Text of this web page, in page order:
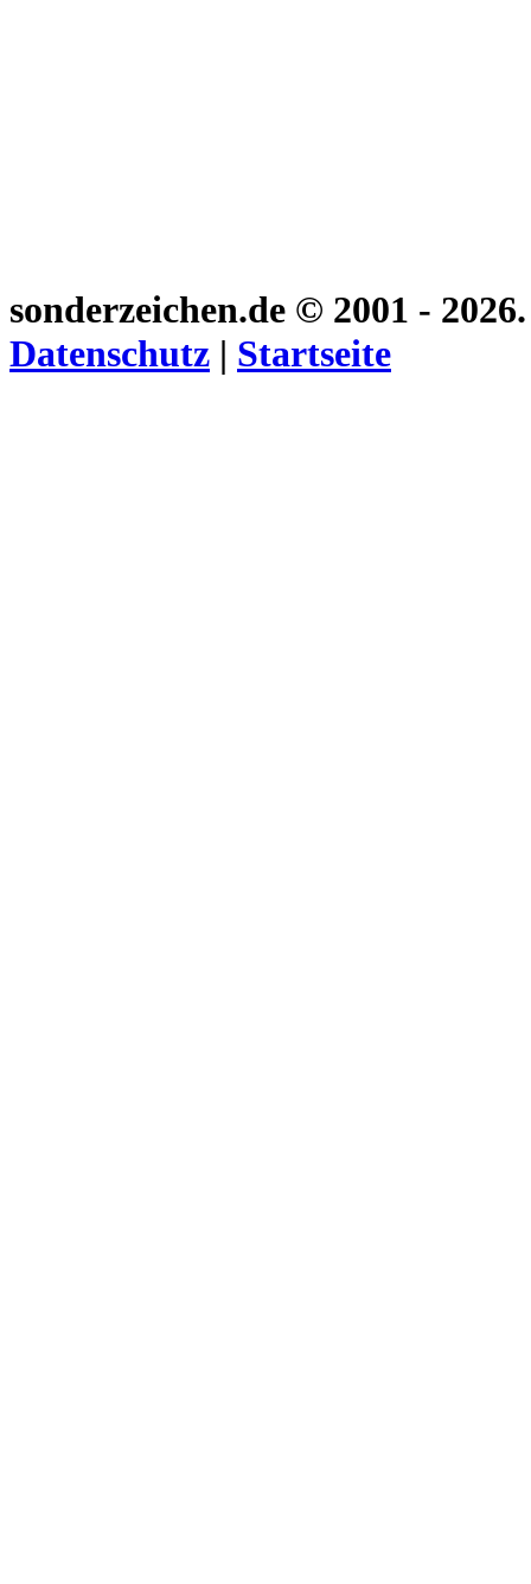
sonderzeichen.de © 2001 -
Datenschutz | Startseite